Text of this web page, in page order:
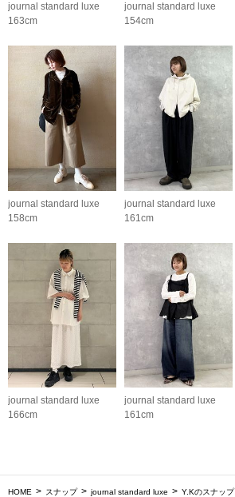
journal standard luxe
163cm
journal standard luxe
154cm
journal standard luxe
158cm
journal standard luxe
161cm
journal standard luxe
166cm
journal standard luxe
161cm
HOME スナップ journal standard luxe Y.Kのスナップ